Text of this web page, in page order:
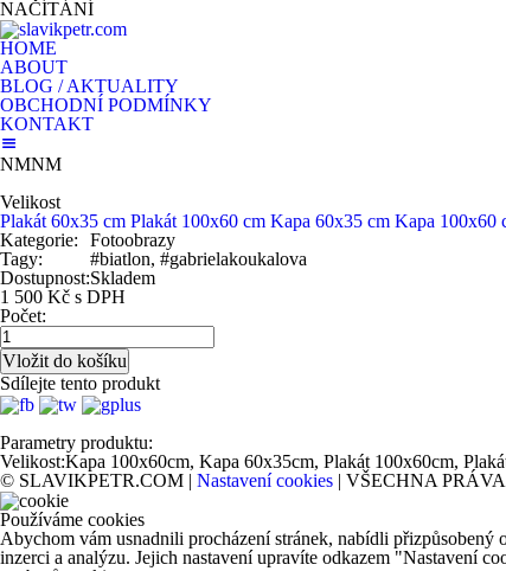
NAČÍTÁNÍ
HOME
ABOUT
BLOG / AKTUALITY
OBCHODNÍ PODMÍNKY
KONTAKT
NMNM
Velikost
Plakát 60x35 cm Plakát 100x60 cm Kapa 60x35 cm Kapa 100x60
Kategorie:
Fotoobrazy
Tagy:
#biatlon, #gabrielakoukalova
Dostupnost:Skladem
1 500 Kč s DPH
Počet:
Sdílejte tento produkt
Parametry produktu:
Velikost:Kapa 100x60cm, Kapa 60x35cm, Plakát 100x60cm,
© SLAVIKPETR.COM | Nastavení cookies | VŠECHNA
Používáme cookies
Abychom vám usnadnili procházení stránek, nabídli přizpůsobený
inzerci a analýzu. Jejich nastavení upravíte odkazem "Nastavení